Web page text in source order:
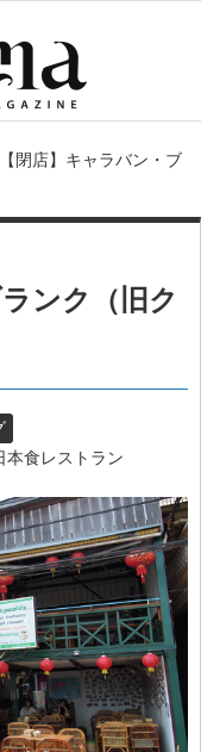
【閉店】キャラバン・ブ
ンク（旧ク
本食レストラン